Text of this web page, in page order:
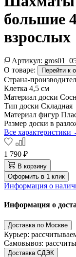
большие
взрослых
Артикул:
О товаре:
Перейти к
Страна-
Клетка 4,5 см
Материал доски
Тип доски Складная
Материал фигур
Размер доски в
Все характеристики
1 790 ₽
В корзину
Оформить в 1 клик
Информация о
Информация о
Доставка по Москве
Курьер:
Самовывоз:
Доставка СДЭК